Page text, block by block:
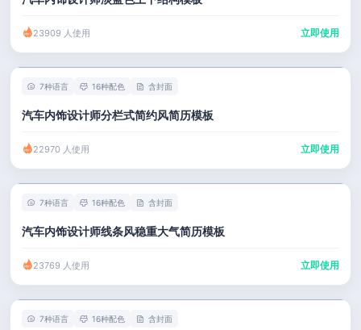
23909 人使用 立即使用
7种语言 16种配色 含封面
汽车内饰设计师分栏式简约风简历模板
22970 人使用 立即使用
7种语言 16种配色 含封面
汽车内饰设计师线条风稳重大气简历模板
23769 人使用 立即使用
7种语言 16种配色 含封面